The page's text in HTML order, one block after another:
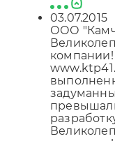
03.07.2015
ООО
компании!